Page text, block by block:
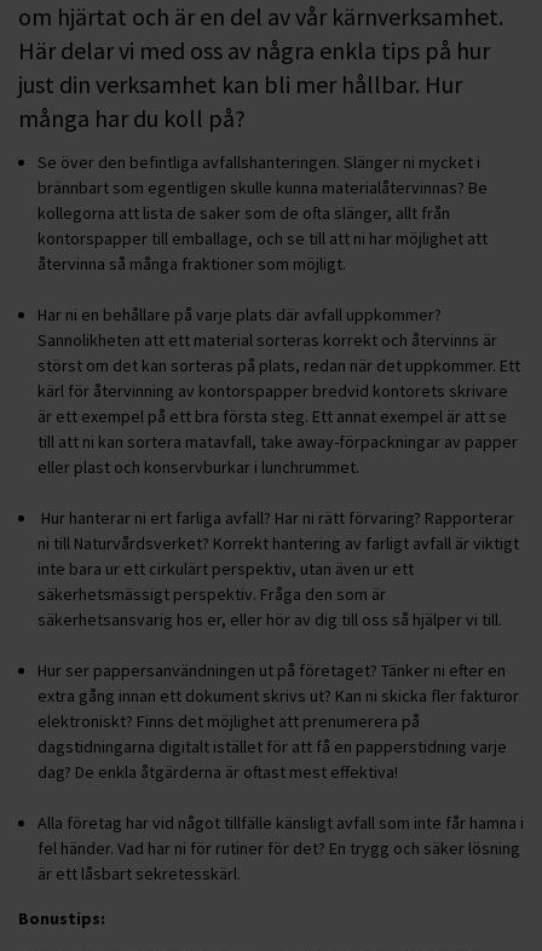
om hjärtat och är en del av vår kärnverksamhet.
Här delar vi med oss av några enkla tips på hur
just din verksamhet kan bli mer hållbar. Hur
många har du koll på?
Se över den befintliga avfallshanteringen. Slänger ni mycket i
brännbart som egentligen skulle kunna materialåtervinnas? Be
kollegorna att lista de saker som de ofta slänger, allt från
kontorspapper till emballage, och se till att ni har möjlighet att
återvinna så många fraktioner som möjligt.
Har ni en behållare på varje plats där avfall uppkommer?
Sannolikheten att ett material sorteras korrekt och återvinns är
störst om det kan sorteras på plats, redan när det uppkommer. Ett
kärl för återvinning av kontorspapper bredvid kontorets skrivare
är ett exempel på ett bra första steg. Ett annat exempel är att se
till att ni kan sortera matavfall, take away-förpackningar av papper
eller plast och konservburkar i lunchrummet.
Hur hanterar ni ert farliga avfall? Har ni rätt förvaring? Rapporterar
ni till Naturvårdsverket? Korrekt hantering av farligt avfall är viktigt
inte bara ur ett cirkulärt perspektiv, utan även ur ett
säkerhetsmässigt perspektiv. Fråga den som är
säkerhetsansvarig hos er, eller hör av dig till oss så hjälper vi till.
Hur ser pappersanvändningen ut på företaget? Tänker ni efter en
extra gång innan ett dokument skrivs ut? Kan ni skicka fler fakturor
elektroniskt? Finns det möjlighet att prenumerera på
dagstidningarna digitalt istället för att få en papperstidning varje
dag? De enkla åtgärderna är oftast mest effektiva!
Alla företag har vid något tillfälle känsligt avfall som inte får hamna i
fel händer. Vad har ni för rutiner för det? En trygg och säker lösning
är ett låsbart sekretesskärl.
Bonustips: